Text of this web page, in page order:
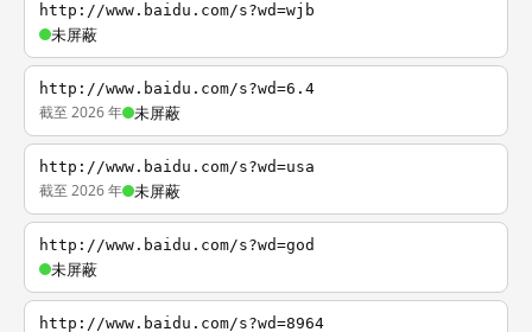
http://www.baidu.com/s?wd=wjb
未屏蔽
http://www.baidu.com/s?wd=6.4
截至 2026 年 未屏蔽
http://www.baidu.com/s?wd=usa
截至 2026 年 未屏蔽
http://www.baidu.com/s?wd=god
未屏蔽
http://www.baidu.com/s?wd=8964